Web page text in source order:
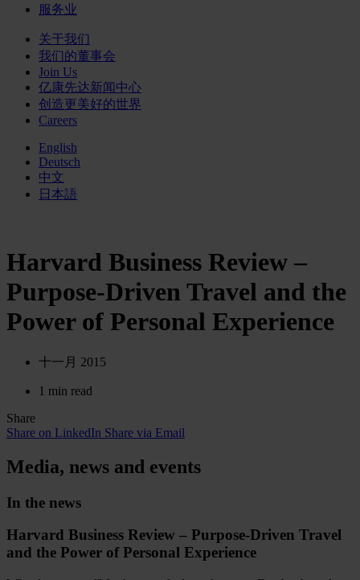
服务业
关于我们
我们的董事会
Join Us
亿康先达新闻中心
创造更美好的世界
Careers
English
Deutsch
中文
日本語
Harvard Business Review –
Purpose-Driven Travel and the
Power of Personal Experience
十一月 2015
1 min read
Share
Share on LinkedIn Share via Email
Media, news and events
In the news
Harvard Business Review – Purpose-Driven Travel
and the Power of Personal Experience